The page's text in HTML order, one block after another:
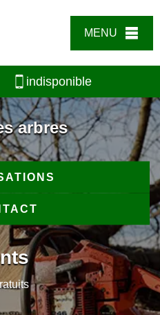
MENU
indisponible
arbres